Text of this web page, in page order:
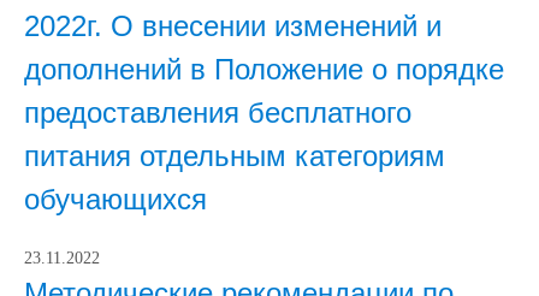
2022г. О внесении изменений и
дополнений в Положение о порядке
предоставления бесплатного
питания отдельным категориям
обучающихся
23.11.2022